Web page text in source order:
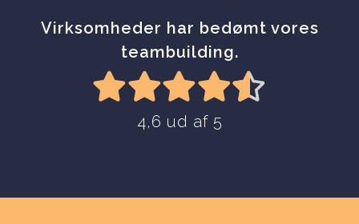
Virksomheder har bedømt vores
teambuilding.
4,6 ud af 5